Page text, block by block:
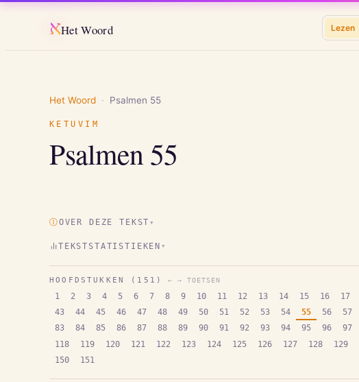
אHet Woord Lezen
Het Woord · Psalmen 55
KETUVIM
Psalmen55
ⒾOVER DEZE TEKST ▾
TEKSTSTATISTIEKEN ▾
HOOFDSTUKKEN ( 151 ) ← → TOETSEN
1 2 3 4 5 6 7 8 9 10 11 12 13 14 15 16 17
43
44 45 46 47 48 49 50 51 52 53 54 55 56 57
83
84 85 86 87 88 89 90 91 92 93 94 95 96 97
118
119 120 121 122 123 124 125 126 127 128 129
150
151